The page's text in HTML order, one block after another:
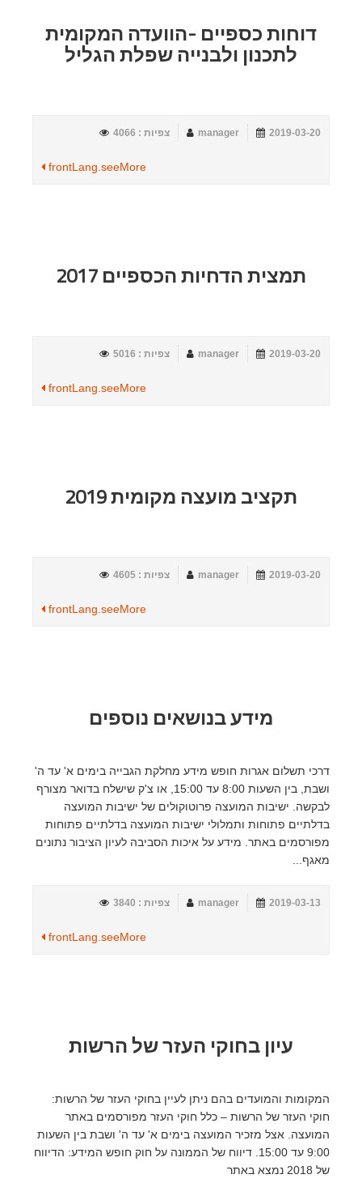
דוחות כספיים -הוועדה המקומית
לתכנון ולבנייה שפלת הגליל
2019-03-20
manager צפיות : 4066
frontLang.seeMore
תמצית הדחיות הכספיים 2017
2019-03-20
manager צפיות : 5016
frontLang.seeMore
תקציב מועצה מקומית 2019
2019-03-20
manager צפיות : 4605
frontLang.seeMore
מידע בנושאים נוספים
דרכי תשלום אגרות חופש מידע מחלקת הגבייה בימים א' עד ה'
ושבת, בין השעות 8:00 עד 15:00, או צ'ק שישלח בדואר מצורף
לבקשה. ישיבות המועצה פרוטוקולים של ישיבות המועצה
בדלתיים פתוחות ותמלולי ישיבות המועצה בדלתיים פתוחות
מפורסמים באתר. מידע על איכות הסביבה לעיון הציבור נתונים
מאגף...
2019-03-13
manager צפיות : 3840
frontLang.seeMore
עיון בחוקי העזר של הרשות
המקומות והמועדים בהם ניתן לעיין בחוקי העזר של הרשות:
חוקי העזר של הרשות – כלל חוקי העזר מפורסמים באתר
המועצה. אצל מזכיר המועצה בימים א' עד ה' ושבת בין השעות
9:00 עד 15:00. דיווח של הממונה על חוק חופש המידע: הדיווח
של 2018 נמצא באתר